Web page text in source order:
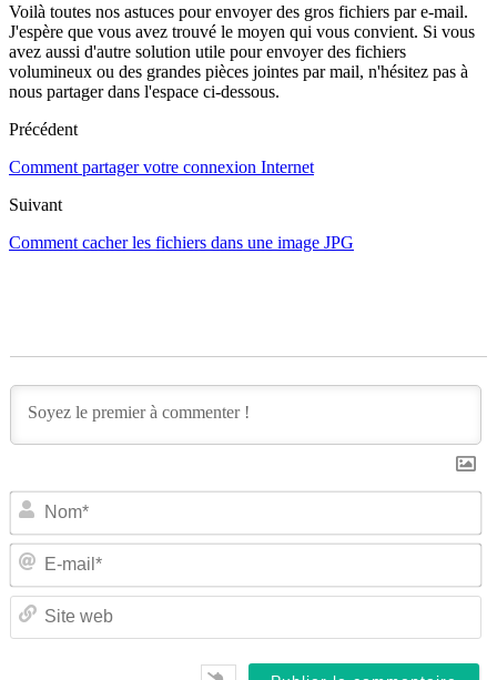
Voilà toutes nos astuces pour envoyer des gros fichiers par e-mail.
J'espère que vous avez trouvé le moyen qui vous convient. Si vous
avez aussi d'autre solution utile pour envoyer des fichiers
volumineux ou des grandes pièces jointes par mail, n'hésitez pas à
nous partager dans l'espace ci-dessous.
Précédent
Comment partager votre connexion Internet
Suivant
Comment cacher les fichiers dans une image JPG
E-